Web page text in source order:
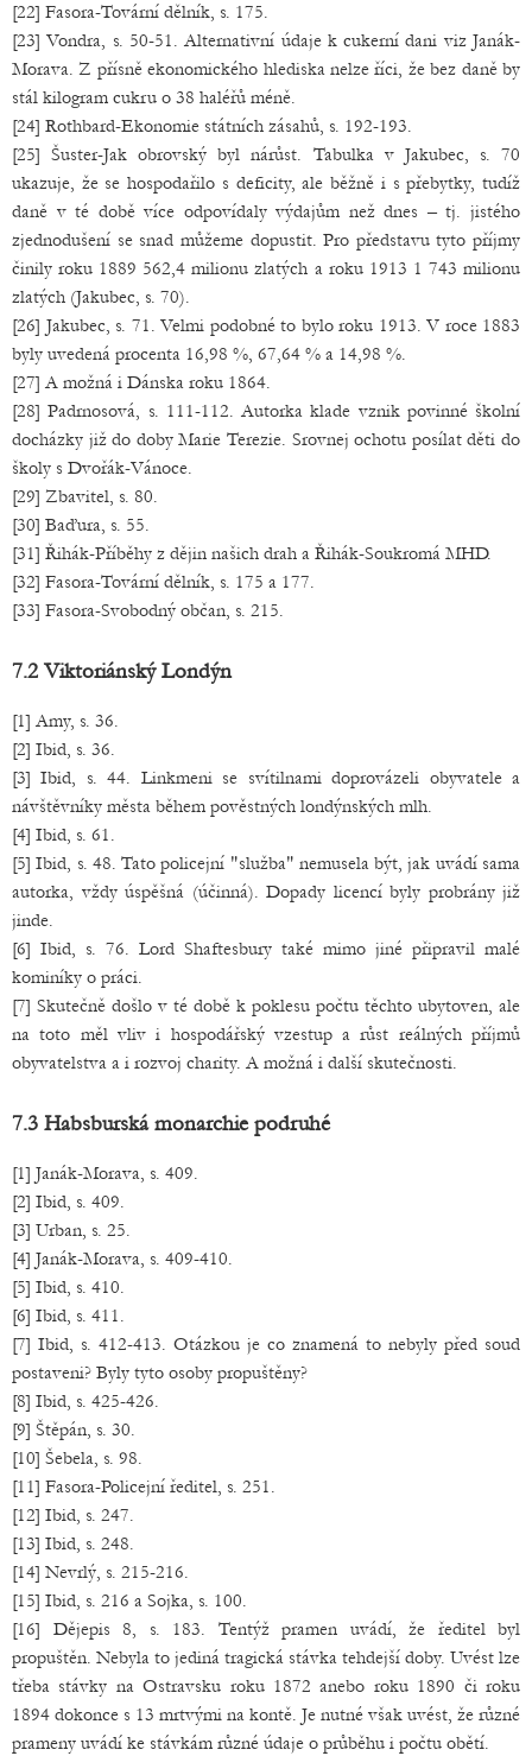
[22] Fasora-Tovární dělník, s. 175.
[23] Vondra, s. 50-51. Alternativní údaje k cukerní dani viz Janák-
Morava. Z přísně ekonomického hlediska nelze říci, že bez daně by
stál kilogram cukru o 38 haléřů méně.
[24] Rothbard-Ekonomie státních zásahů, s. 192-193.
[25] Šuster-Jak obrovský byl nárůst. Tabulka v Jakubec, s. 70
ukazuje, že se hospodařilo s deficity, ale běžně i s přebytky, tudíž
daně v té době více odpovídaly výdajům než dnes – tj. jistého
zjednodušení se snad můžeme dopustit. Pro představu tyto příjmy
činily roku 1889 562,4 milionu zlatých a roku 1913 1 743 milionu
zlatých (Jakubec, s. 70).
[26] Jakubec, s. 71. Velmi podobné to bylo roku 1913. V roce 1883
byly uvedená procenta 16,98 %, 67,64 % a 14,98 %.
[27] A možná i Dánska roku 1864.
[28] Padrnosová, s. 111-112. Autorka klade vznik povinné školní
docházky již do doby Marie Terezie. Srovnej ochotu posílat děti do
školy s Dvořák-Vánoce.
[29] Zbavitel, s. 80.
[30] Baďura, s. 55.
[31] Řihák-Příběhy z dějin našich drah a Řihák-Soukromá MHD.
[32] Fasora-Tovární dělník, s. 175 a 177.
[33] Fasora-Svobodný občan, s. 215.
7.2 Viktoriánský Londýn
[1] Amy, s. 36.
[2] Ibid, s. 36.
[3] Ibid, s. 44. Linkmeni se svítilnami doprovázeli obyvatele a
návštěvníky města během pověstných londýnských mlh.
[4] Ibid, s. 61.
[5] Ibid, s. 48. Tato policejní "služba" nemusela být, jak uvádí sama
autorka, vždy úspěšná (účinná). Dopady licencí byly probrány již
jinde.
[6] Ibid, s. 76. Lord Shaftesbury také mimo jiné připravil malé
kominíky o práci.
[7] Skutečně došlo v té době k poklesu počtu těchto ubytoven, ale
na toto měl vliv i hospodářský vzestup a růst reálných příjmů
obyvatelstva a i rozvoj charity. A možná i další skutečnosti.
7.3 Habsburská monarchie podruhé
[1] Janák-Morava, s. 409.
[2] Ibid, s. 409.
[3] Urban, s. 25.
[4] Janák-Morava, s. 409-410.
[5] Ibid, s. 410.
[6] Ibid, s. 411.
[7] Ibid, s. 412-413. Otázkou je co znamená to nebyly před soud
postaveni? Byly tyto osoby propuštěny?
[8] Ibid, s. 425-426.
[9] Štěpán, s. 30.
[10] Šebela, s. 98.
[11] Fasora-Policejní ředitel, s. 251.
[12] Ibid, s. 247.
[13] Ibid, s. 248.
[14] Nevrlý, s. 215-216.
[15] Ibid, s. 216 a Sojka, s. 100.
[16] Dějepis 8, s. 183. Tentýž pramen uvádí, že ředitel byl
propuštěn. Nebyla to jediná tragická stávka tehdejší doby. Uvést lze
třeba stávky na Ostravsku roku 1872 anebo roku 1890 či roku
1894 dokonce s 13 mrtvými na kontě. Je nutné však uvést, že různé
prameny uvádí ke stávkám různé údaje o průběhu i počtu obětí.